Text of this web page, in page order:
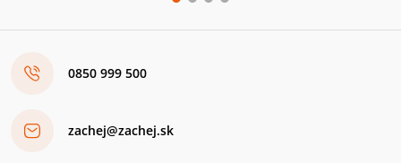
0850 999 500
zachej@zachej.sk